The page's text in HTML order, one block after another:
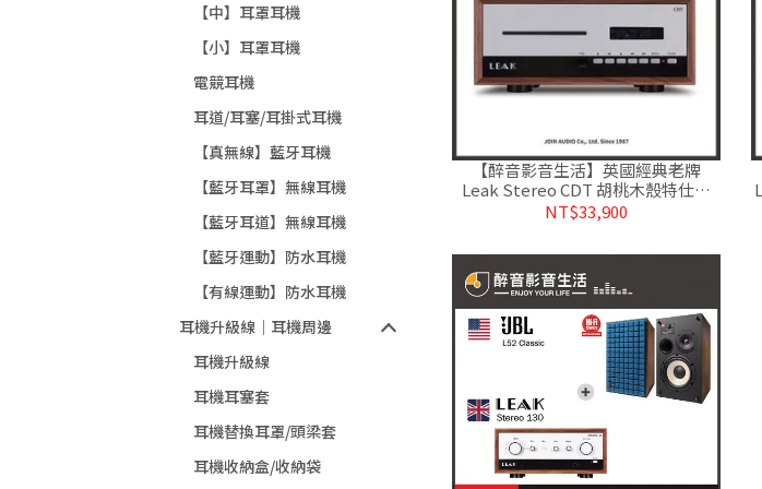
【中】耳罩耳機
【小】耳罩耳機
電競耳機
耳道/耳塞/耳掛式耳機
【真無線】藍牙耳機
【藍牙耳罩】無線耳機
【藍牙耳道】無線耳機
【藍牙運動】防水耳機
【有線運動】防水耳機
耳機升級線｜耳機周邊
耳機升級線
耳機耳塞套
耳機替換耳罩/頭梁套
耳機收納盒/收納袋
【醉音影音生活】英國經典老牌
Leak Stereo CDT 胡桃木殼特仕版
CD轉盤/CD播放機.台灣公司貨
NT$33,900